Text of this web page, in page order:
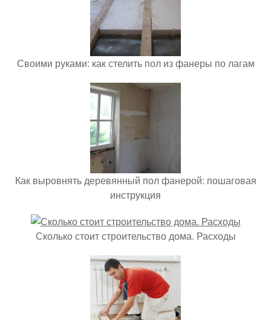
Своими руками: как стелить пол из фанеры по лагам
Как выровнять деревянный пол фанерой: пошаговая
инструкция
Сколько стоит строительство дома. Расходы